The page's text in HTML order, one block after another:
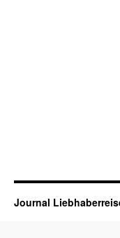
Journal